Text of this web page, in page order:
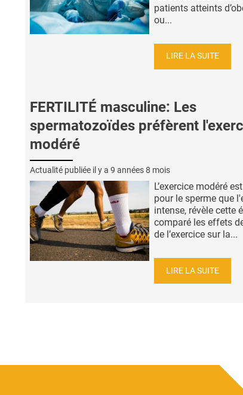
patients atteints
ou...
LIRE LA SUITE
FERTILITÉ masculine: Les
spermatozoïdes préfèrent
modéré
Actualité publiée il y a 9 années 8 mois
L’exercice modéré
pour le sperme que
intense, révèle cette
comparé les effets
de l’exercice sur la...
LIRE LA SUITE